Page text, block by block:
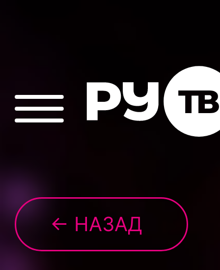
← НАЗАД